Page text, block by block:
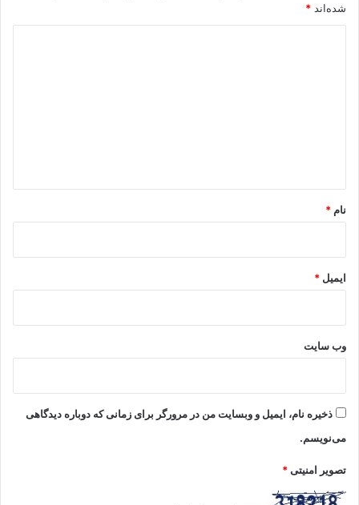
شده‌اند *
نام *
ایمیل *
وب‌ سایت
ذخیره نام، ایمیل و وبسایت من در مرورگر برای زمانی که دوباره دیدگاهی
می‌نویسم.
تصویر امنیتی*